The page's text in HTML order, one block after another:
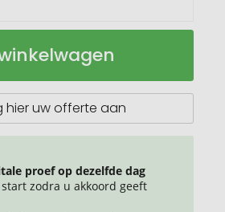
hier uw offerte aan
proef op dezelfde dag
zodra u akkoord geeft